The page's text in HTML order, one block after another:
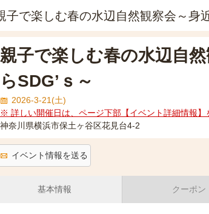
子で楽しむ春の水辺自然観察会～身
親子で楽しむ春の水辺自
らSDG’ｓ～
2026-3-21(土)
※ 詳しい開催日は、ページ下部【イベント詳細情報】
神奈川県横浜市保土ヶ谷区花見台4-2
イベント情報を送る
基本情報 クーポン